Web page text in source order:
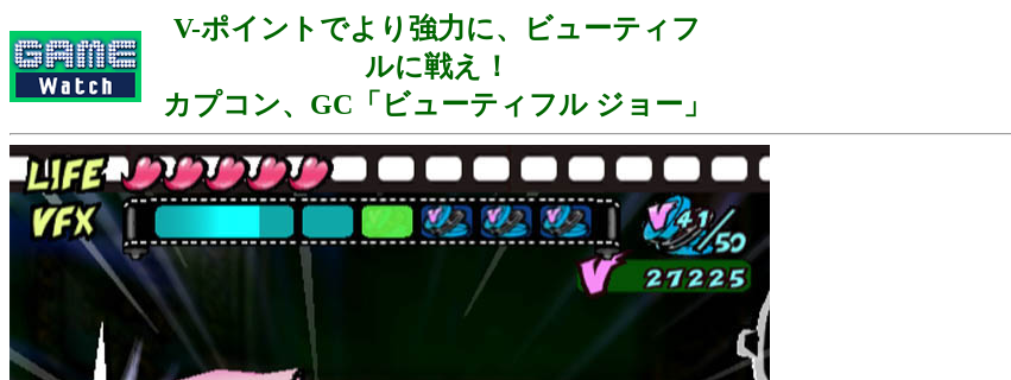
V-ポイントでより強力に、ビューティフ
ルに戦え！
カプコン、GC「ビューティフル ジョー」